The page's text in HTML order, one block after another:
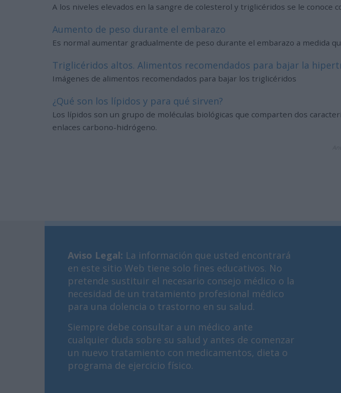
A los niveles elevados en la sangre de colesterol y triglicéridos se le conoce
Aumento de peso durante el embarazo
Es normal aumentar gradualmente de peso durante el embarazo a medida
Triglicéridos altos. Alimentos recomendados para bajar la
Imágenes de alimentos recomendados para bajar los triglicéridos
¿Qué son los lípidos y para qué sirven?
Los lípidos son un grupo de moléculas biológicas que comparten dos
enlaces carbono-hidrógeno.
Aviso Legal: La información que usted encontrará
en este sitio Web tiene solo fines educativos. No
pretende sustituir el necesario consejo médico o la
necesidad de un tratamiento profesional médico
para una dolencia o trastorno en su salud.
Siempre debe consultar a un médico ante
cualquier duda sobre su salud y antes de comenzar
un nuevo tratamiento con medicamentos, dieta o
programa de ejercicio físico.